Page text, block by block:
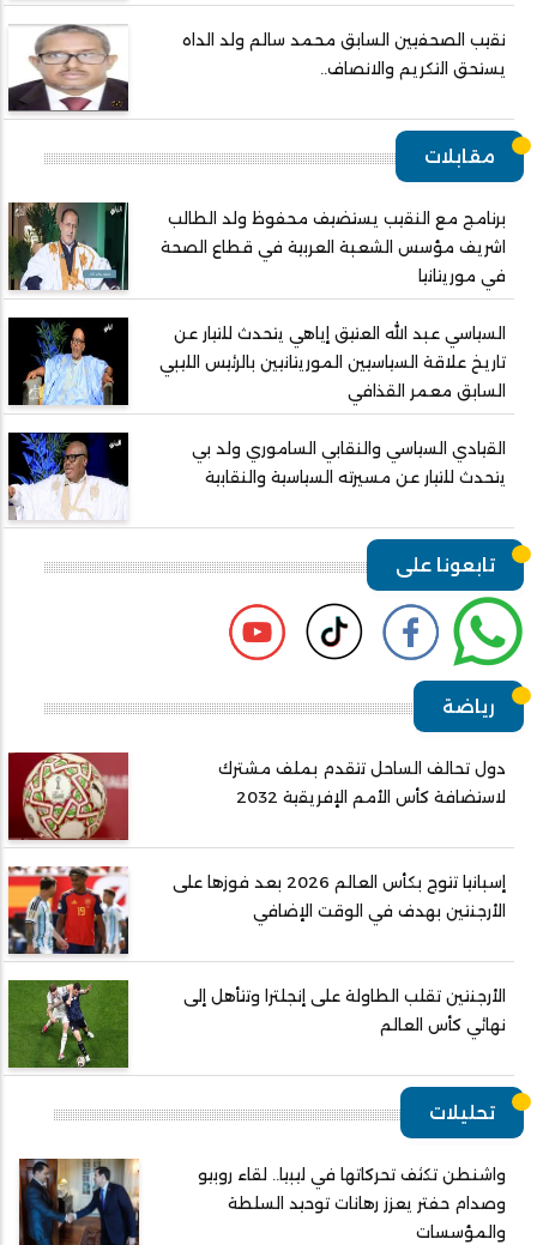
نقيب الصحفيين السابق محمد سالم ولد الداه
يستحق التكريم والانصاف..
مقابلات
برنامج مع النقيب يستضيف محفوظ ولد الطالب
اشريف مؤسس الشعبة العربية في قطاع الصحة
في موريتانيا
السياسي عبد الله العتيق إياهي يتحدث للتيار عن
تاريخ علاقة السياسيين الموريتانيين بالرئيس الليبي
السابق معمر القذافي
القيادي السياسي والنقابي الساموري ولد بي
يتحدث للتيار عن مسيرته السياسية والنقابية
تابعونا على
رياضة
دول تحالف الساحل تتقدم بملف مشترك
لاستضافة كأس الأمم الإفريقية 2032
إسبانيا تتوج بكأس العالم 2026 بعد فوزها على
الأرجنتين بهدف في الوقت الإضافي
الأرجنتين تقلب الطاولة على إنجلترا وتتأهل إلى
نهائي كأس العالم
تحليلات
واشنطن تكثف تحركاتها في ليبيا.. لقاء روبيو
وصدام حفتر يعزز رهانات توحيد السلطة
والمؤسسات